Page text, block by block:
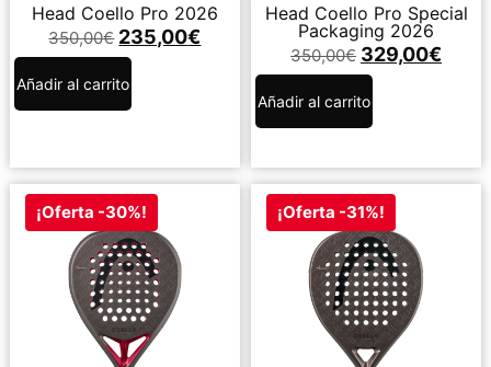
Head Coello Pro 2026
350,00€ 235,00€
Añadir al carrito
Head Coello Pro Special
Packaging 2026
350,00€ 329,00€
Añadir al carrito
¡Oferta -30%! ¡Oferta -31%!